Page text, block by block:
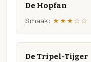
De Hopfan
Smaak: ★★★☆☆
De Tripel-Tijger